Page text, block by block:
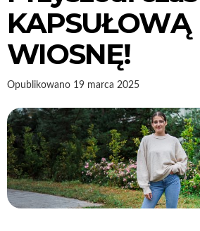
KAPSUŁOWĄ
WIOSNĘ!
Opublikowano 19 marca 2025